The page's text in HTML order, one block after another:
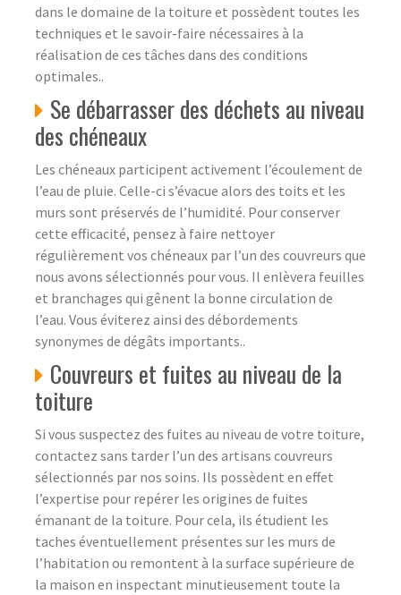
dans le domaine de la toiture et possèdent toutes les
techniques et le savoir-faire nécessaires à la
réalisation de ces tâches dans des conditions
optimales..
Se débarrasser des déchets au niveau
des chéneaux
Les chéneaux participent activement l’écoulement de
l’eau de pluie. Celle-ci s’évacue alors des toits et les
murs sont préservés de l’humidité. Pour conserver
cette efficacité, pensez à faire nettoyer
régulièrement vos chéneaux par l’un des couvreurs que
nous avons sélectionnés pour vous. Il enlèvera feuilles
et branchages qui gênent la bonne circulation de
l’eau. Vous éviterez ainsi des débordements
synonymes de dégâts importants..
Couvreurs et fuites au niveau de la
toiture
Si vous suspectez des fuites au niveau de votre toiture,
contactez sans tarder l’un des artisans couvreurs
sélectionnés par nos soins. Ils possèdent en effet
l’expertise pour repérer les origines de fuites
émanant de la toiture. Pour cela, ils étudient les
taches éventuellement présentes sur les murs de
l’habitation ou remontent à la surface supérieure de
la maison en inspectant minutieusement toute la